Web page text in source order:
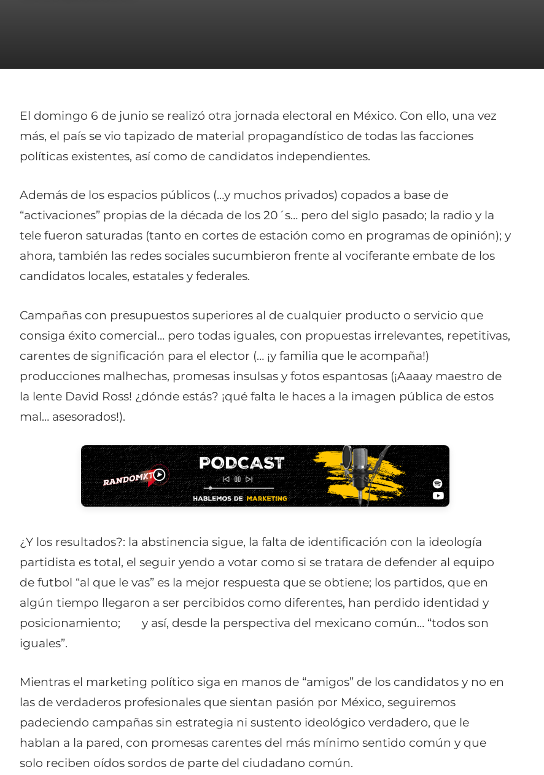
El domingo 6 de junio se realizó otra jornada electoral en México. Con ello, una vez
más, el país se vio tapizado de material propagandístico de todas las facciones
políticas existentes, así como de candidatos independientes.
Además de los espacios públicos (…y muchos privados) copados a base de
“activaciones” propias de la década de los 20´s… pero del siglo pasado; la radio y la
tele fueron saturadas (tanto en cortes de estación como en programas de opinión); y
ahora, también las redes sociales sucumbieron frente al vociferante embate de los
candidatos locales, estatales y federales.
Campañas con presupuestos superiores al de cualquier producto o servicio que
consiga éxito comercial… pero todas iguales, con propuestas irrelevantes, repetitivas,
carentes de significación para el elector (… ¡y familia que le acompaña!)
producciones malhechas, promesas insulsas y fotos espantosas (¡Aaaay maestro de
la lente David Ross! ¿dónde estás? ¡qué falta le haces a la imagen pública de estos
mal… asesorados!).
¿Y los resultados?: la abstinencia sigue, la falta de identificación con la ideología
partidista es total, el seguir yendo a votar como si se tratara de defender al equipo
de futbol “al que le vas” es la mejor respuesta que se obtiene; los partidos, que en
algún tiempo llegaron a ser percibidos como diferentes, han perdido identidad y
posicionamiento; y así, desde la perspectiva del mexicano común… “todos son
iguales”.
Mientras el marketing político siga en manos de “amigos” de los candidatos y no en
las de verdaderos profesionales que sientan pasión por México, seguiremos
padeciendo campañas sin estrategia ni sustento ideológico verdadero, que le
hablan a la pared, con promesas carentes del más mínimo sentido común y que
solo reciben oídos sordos de parte del ciudadano común.